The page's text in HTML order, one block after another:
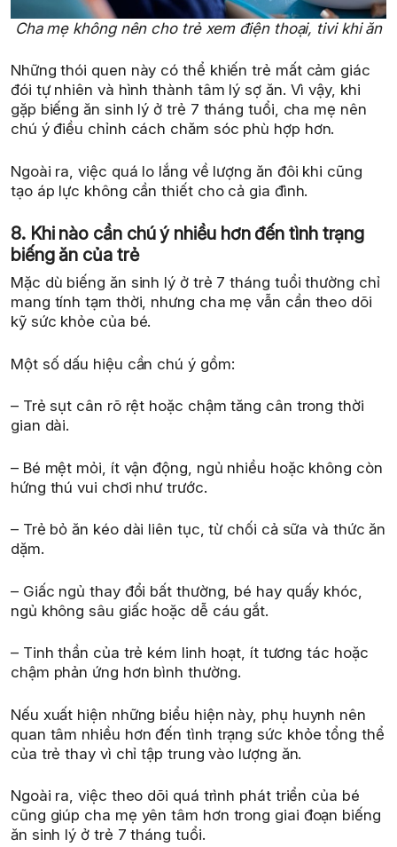
Cha mẹ không nên cho trẻ xem điện thoại, tivi khi ăn
Những thói quen này có thể khiến trẻ mất cảm giác
đói tự nhiên và hình thành tâm lý sợ ăn. Vì vậy, khi
gặp biếng ăn sinh lý ở trẻ 7 tháng tuổi, cha mẹ nên
chú ý điều chỉnh cách chăm sóc phù hợp hơn.
Ngoài ra, việc quá lo lắng về lượng ăn đôi khi cũng
tạo áp lực không cần thiết cho cả gia đình.
8. Khi nào cần chú ý nhiều hơn đến tình trạng
biếng ăn của trẻ
Mặc dù biếng ăn sinh lý ở trẻ 7 tháng tuổi thường chỉ
mang tính tạm thời, nhưng cha mẹ vẫn cần theo dõi
kỹ sức khỏe của bé.
Một số dấu hiệu cần chú ý gồm:
– Trẻ sụt cân rõ rệt hoặc chậm tăng cân trong thời
gian dài.
– Bé mệt mỏi, ít vận động, ngủ nhiều hoặc không còn
hứng thú vui chơi như trước.
– Trẻ bỏ ăn kéo dài liên tục, từ chối cả sữa và thức ăn
dặm.
– Giấc ngủ thay đổi bất thường, bé hay quấy khóc,
ngủ không sâu giấc hoặc dễ cáu gắt.
– Tinh thần của trẻ kém linh hoạt, ít tương tác hoặc
chậm phản ứng hơn bình thường.
Nếu xuất hiện những biểu hiện này, phụ huynh nên
quan tâm nhiều hơn đến tình trạng sức khỏe tổng thể
của trẻ thay vì chỉ tập trung vào lượng ăn.
Ngoài ra, việc theo dõi quá trình phát triển của bé
cũng giúp cha mẹ yên tâm hơn trong giai đoạn biếng
ăn sinh lý ở trẻ 7 tháng tuổi.